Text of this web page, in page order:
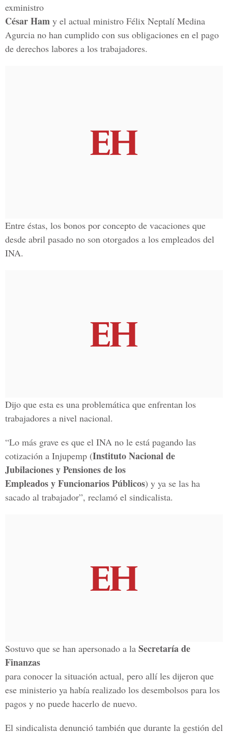
exministro
César Ham y el actual ministro Félix Neptalí Medina
Agurcia no han cumplido con sus obligaciones en el pago
de derechos labores a los trabajadores.
Entre éstas, los bonos por concepto de vacaciones que
desde abril pasado no son otorgados a los empleados del
INA.
Dijo que esta es una problemática que enfrentan los
trabajadores a nivel nacional.
“Lo más grave es que el INA no le está pagando las
cotización a Injupemp (Instituto Nacional de
Jubilaciones y Pensiones de los
Empleados y Funcionarios Públicos) y ya se las ha
sacado al trabajador”, reclamó el sindicalista.
Sostuvo que se han apersonado a la Secretaría de
Finanzas
para conocer la situación actual, pero allí les dijeron que
ese ministerio ya había realizado los desembolsos para los
pagos y no puede hacerlo de nuevo.
El sindicalista denunció también que durante la gestión del